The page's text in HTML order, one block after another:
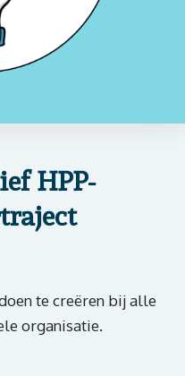
HPP-
te creëren bij alle
organisatie.